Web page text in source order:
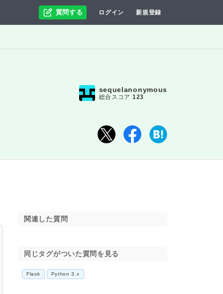
質問する ログイン 新規登録
sequelanonymous
総合スコア 123
関連した質問
同じタグがついた質問を見る
Flask Python 3.x